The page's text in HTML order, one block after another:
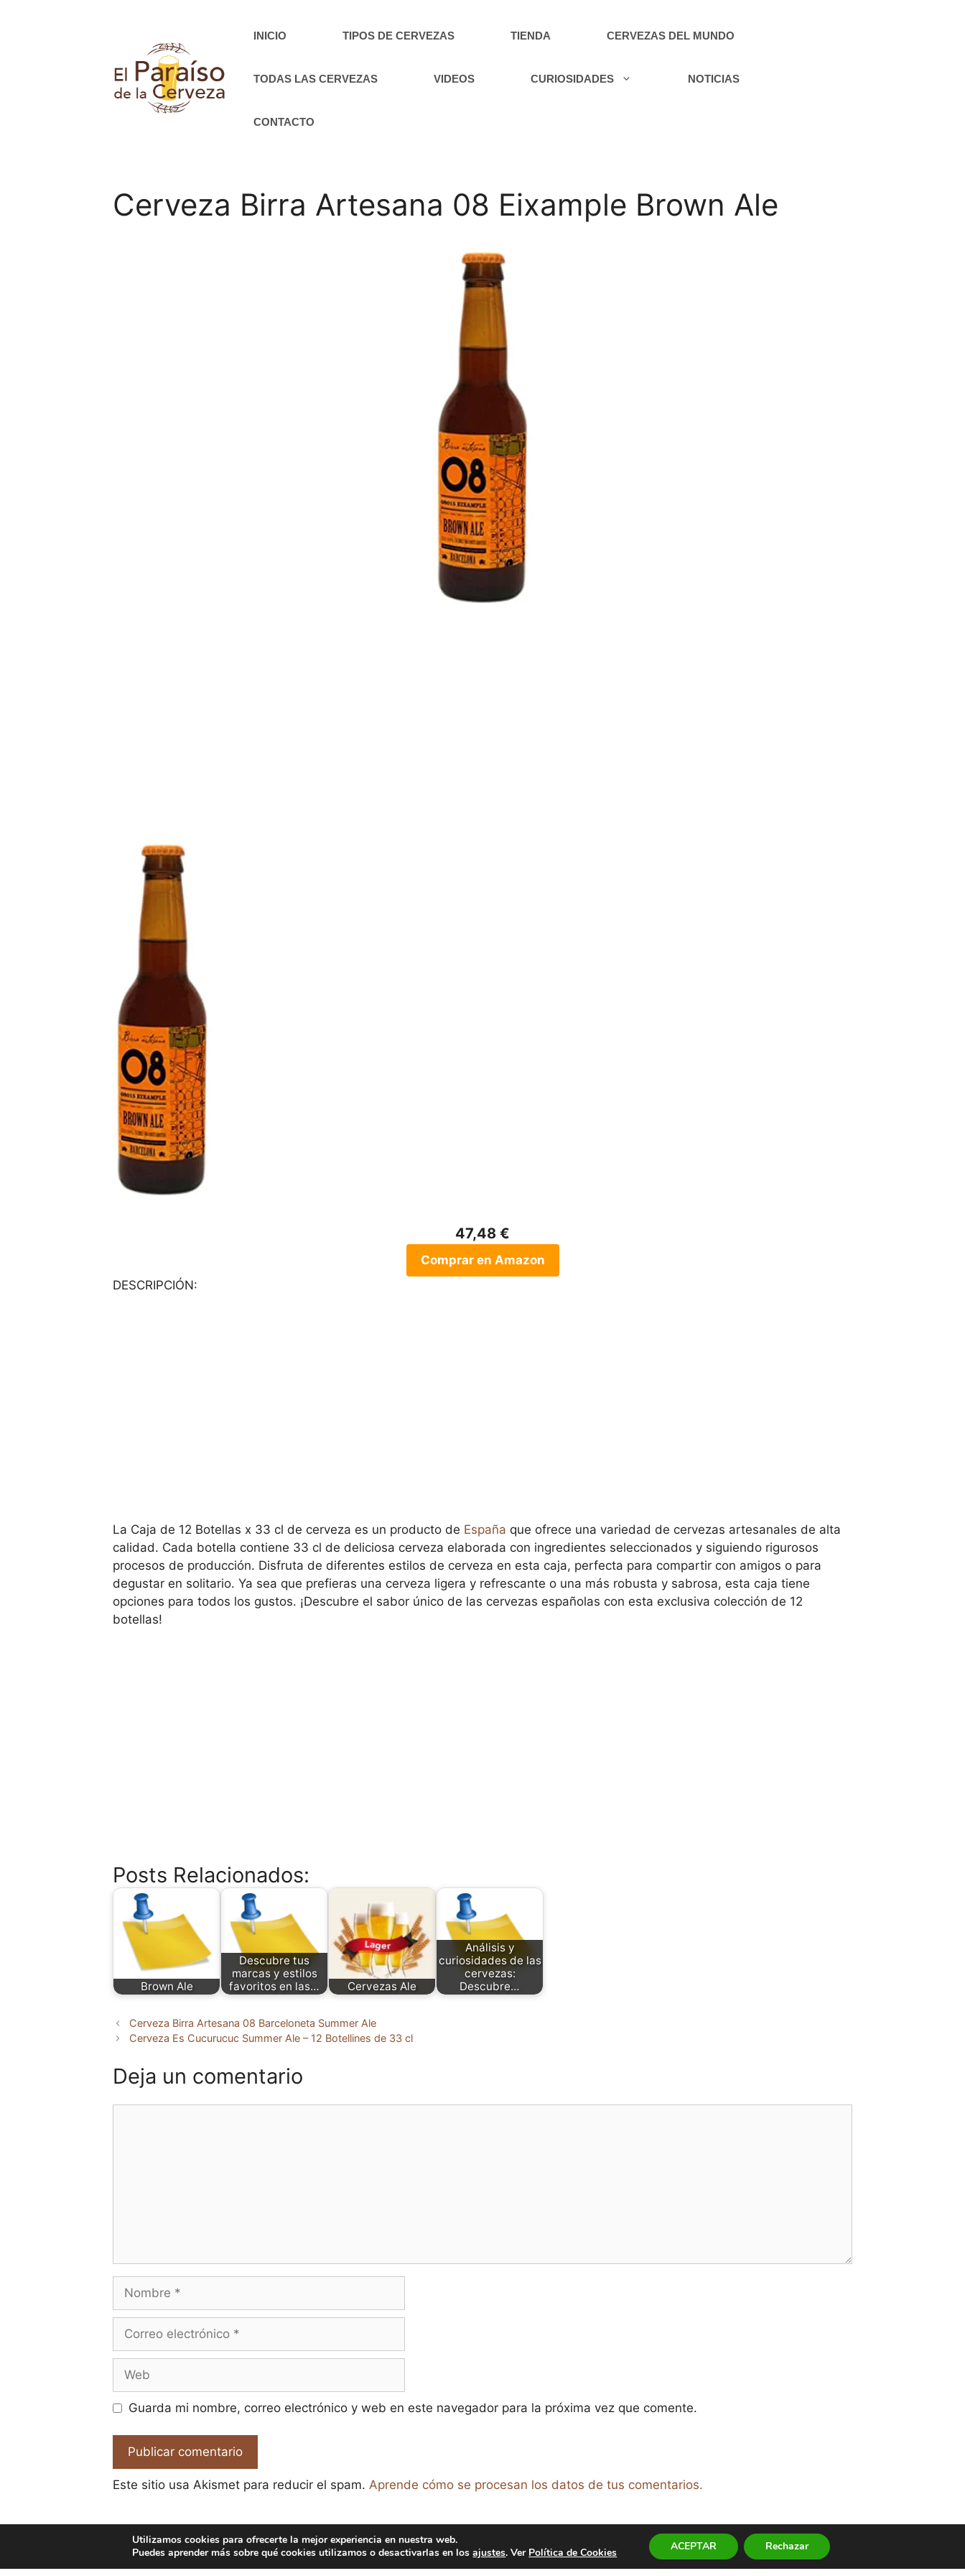
INICIO TIPOS DE CERVEZAS TIENDA CERVEZAS DEL MUNDO
TODAS LAS CERVEZAS VIDEOS CURIOSIDADES NOTICIAS
CONTACTO
Cerveza Birra Artesana 08 Eixample Brown Ale
47,48 €
Comprar en Amazon
DESCRIPCIÓN:
La Caja de 12 Botellas x 33 cl de cerveza es un producto de España que ofrece una variedad de cervezas artesanales de alta
calidad. Cada botella contiene 33 cl de deliciosa cerveza elaborada con ingredientes seleccionados y siguiendo rigurosos
procesos de producción. Disfruta de diferentes estilos de cerveza en esta caja, perfecta para compartir con amigos o para
degustar en solitario. Ya sea que prefieras una cerveza ligera y refrescante o una más robusta y sabrosa, esta caja tiene
opciones para todos los gustos. ¡Descubre el sabor único de las cervezas españolas con esta exclusiva colección de 12
botellas!
Posts Relacionados:
Brown Ale
Descubre tus
marcas y estilos
favoritos en las…
Cervezas Ale
Análisis y
curiosidades de las
cervezas:
Descubre…
Cerveza Birra Artesana 08 Barceloneta Summer Ale
Cerveza Es Cucurucuc Summer Ale – 12 Botellines de 33 cl
Deja un comentario
electrónico
Guarda mi nombre, correo electrónico y web en este navegador para la próxima vez que comente.
Este sitio usa Akismet para reducir el spam. Aprende cómo se procesan los datos de tus comentarios.
Política de Cookies
Utilizamos cookies para ofrecerte la mejor experiencia en nuestra web.
Puedes aprender más sobre qué cookies utilizamos o desactivarlas en losajustes. Ver Política de Cookies ACEPTAR Rechazar